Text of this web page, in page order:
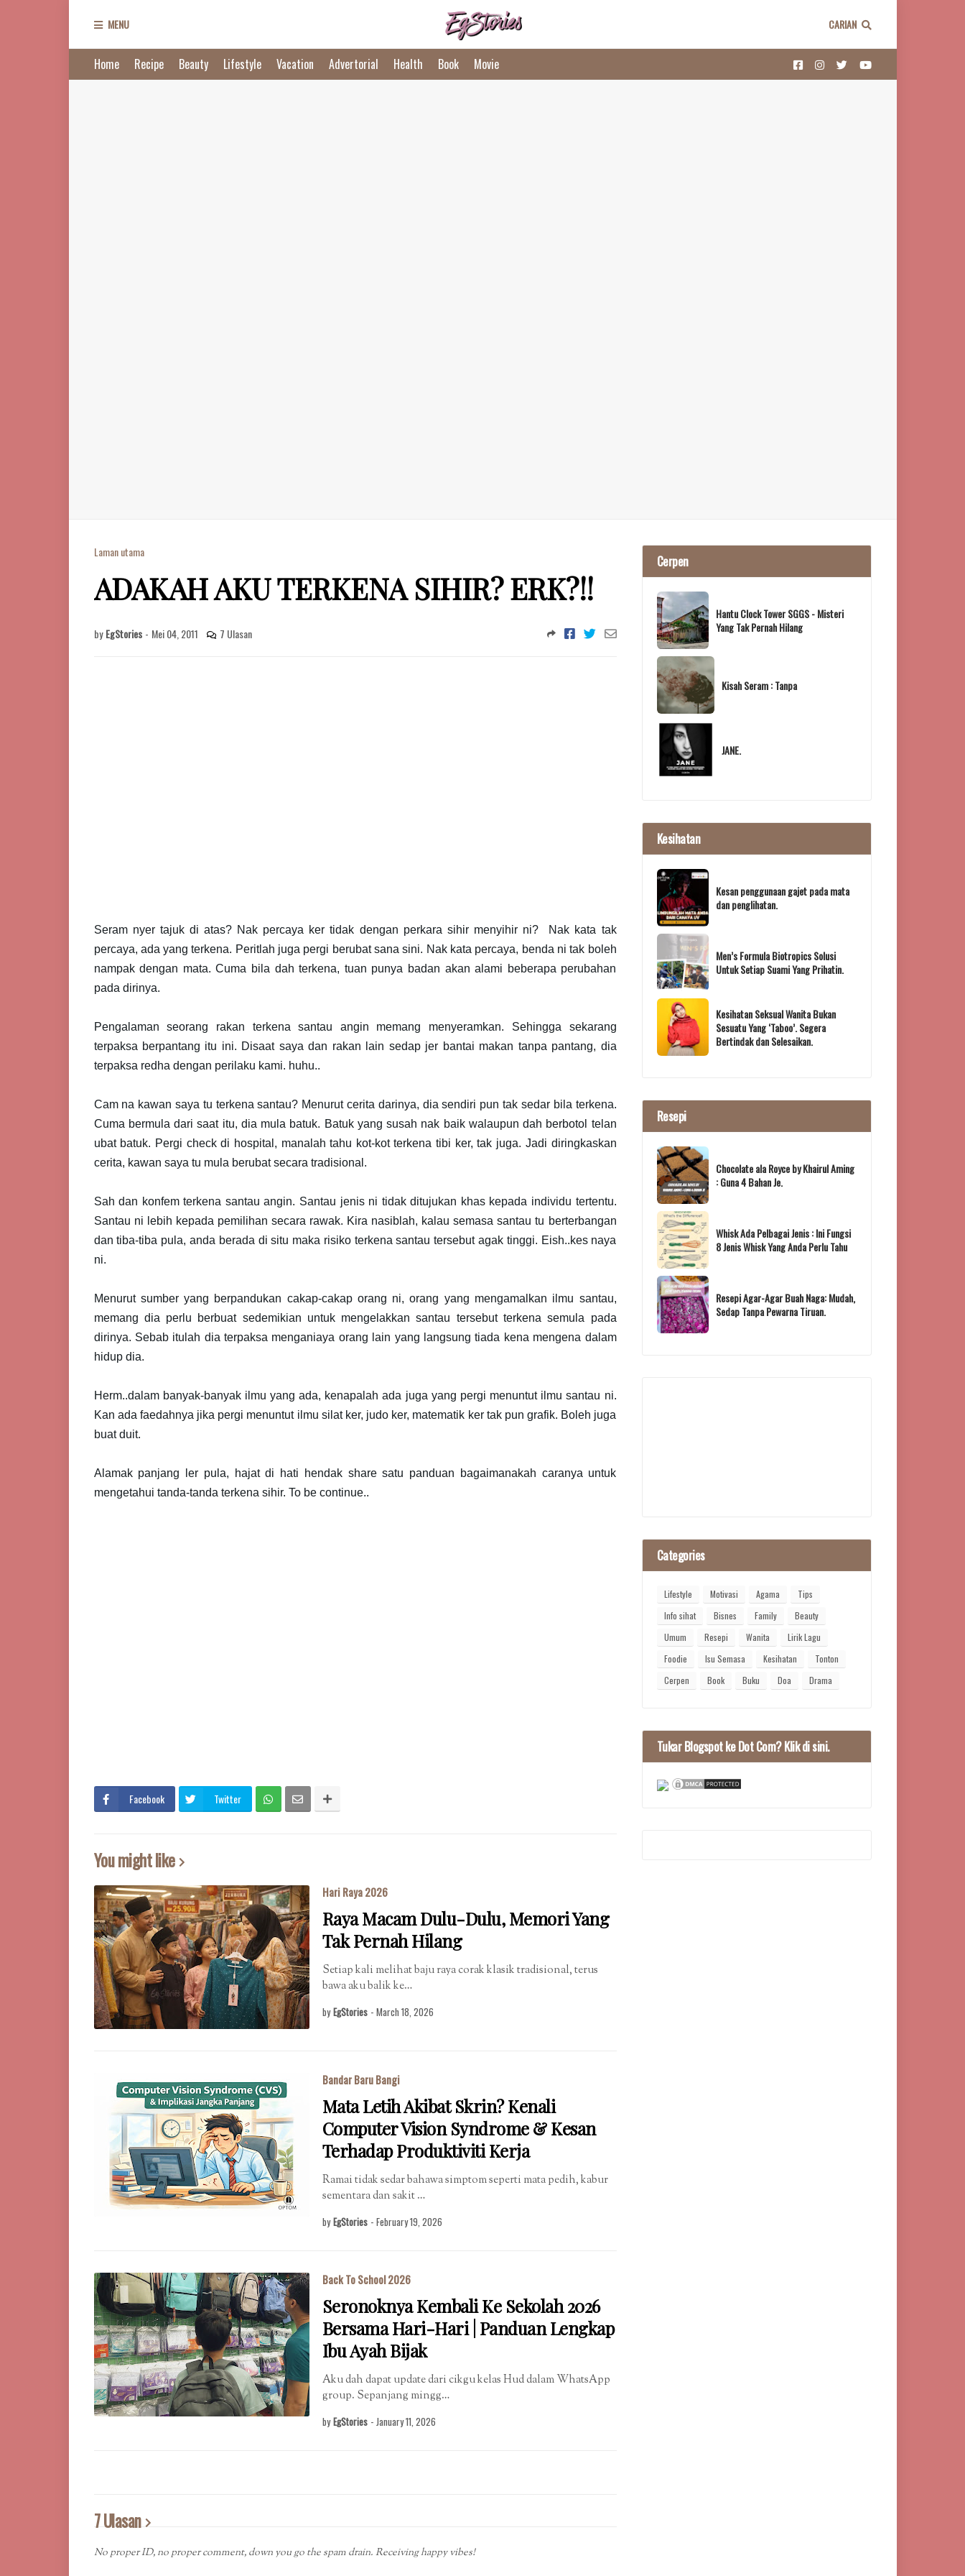
MENU CARIAN
Home Recipe Beauty Lifestyle Vacation Advertorial Health Book Movie
Laman utama
ADAKAH AKU TERKENA SIHIR? ERK?!!
by EgStories - Mei 04, 2011 7 Ulasan
Seram nyer tajuk di atas? Nak percaya ker tidak dengan perkara sihir menyihir ni? Nak kata tak
percaya, ada yang terkena. Peritlah juga pergi berubat sana sini. Nak kata percaya, benda ni tak boleh
nampak dengan mata. Cuma bila dah terkena, tuan punya badan akan alami beberapa perubahan
pada dirinya.
Pengalaman seorang rakan terkena santau angin memang menyeramkan. Sehingga sekarang
terpaksa berpantang itu ini. Disaat saya dan rakan lain sedap jer bantai makan tanpa pantang, dia
terpaksa redha dengan perilaku kami. huhu..
Cam na kawan saya tu terkena santau? Menurut cerita darinya, dia sendiri pun tak sedar bila terkena.
Cuma bermula dari saat itu, dia mula batuk. Batuk yang susah nak baik walaupun dah berbotol telan
ubat batuk. Pergi check di hospital, manalah tahu kot-kot terkena tibi ker, tak juga. Jadi diringkaskan
cerita, kawan saya tu mula berubat secara tradisional.
Sah dan konfem terkena santau angin. Santau jenis ni tidak ditujukan khas kepada individu tertentu.
Santau ni lebih kepada pemilihan secara rawak. Kira nasiblah, kalau semasa santau tu berterbangan
dan tiba-tiba pula, anda berada di situ maka risiko terkena santau tersebut agak tinggi. Eish..kes naya
ni.
Menurut sumber yang berpandukan cakap-cakap orang ni, orang yang mengamalkan ilmu santau,
memang dia perlu berbuat sedemikian untuk mengelakkan santau tersebut terkena semula pada
dirinya. Sebab itulah dia terpaksa menganiaya orang lain yang langsung tiada kena mengena dalam
hidup dia.
Herm..dalam banyak-banyak ilmu yang ada, kenapalah ada juga yang pergi menuntut ilmu santau ni.
Kan ada faedahnya jika pergi menuntut ilmu silat ker, judo ker, matematik ker tak pun grafik. Boleh juga
buat duit.
Alamak panjang ler pula, hajat di hati hendak share satu panduan bagaimanakah caranya untuk
mengetahui tanda-tanda terkena sihir. To be continue..
Facebook Twitter
You might like
Hari Raya 2026
Raya Macam Dulu-Dulu, Memori Yang
Tak Pernah Hilang
Setiap kali melihat baju raya corak klasik tradisional, terus
bawa aku balik ke…
by EgStories - March 18, 2026
Bandar Baru Bangi
Mata Letih Akibat Skrin? Kenali
Computer Vision Syndrome & Kesan
Terhadap Produktiviti Kerja
Ramai tidak sedar bahawa simptom seperti mata pedih, kabur
sementara dan sakit …
by EgStories - February 19, 2026
Back To School 2026
Seronoknya Kembali Ke Sekolah 2026
Bersama Hari-Hari | Panduan Lengkap
Ibu Ayah Bijak
Aku dah dapat update dari cikgu kelas Hud dalam WhatsApp
group. Sepanjang mingg…
by EgStories - January 11, 2026
7 Ulasan
No proper ID, no proper comment, down you go the spam drain. Receiving happy vibes!
Cerpen
Hantu Clock Tower SGGS - Misteri
Yang Tak Pernah Hilang
Kisah Seram : Tanpa
JANE.
Kesihatan
Kesan penggunaan gajet pada mata
dan penglihatan.
Men’s Formula Biotropics Solusi
Untuk Setiap Suami Yang Prihatin.
Kesihatan Seksual Wanita Bukan
Sesuatu Yang ‘Taboo’. Segera
Bertindak dan Selesaikan.
Resepi
Chocolate ala Royce by Khairul Aming
: Guna 4 Bahan Je.
Whisk Ada Pelbagai Jenis : Ini Fungsi
8 Jenis Whisk Yang Anda Perlu Tahu
Resepi Agar-Agar Buah Naga: Mudah,
Sedap Tanpa Pewarna Tiruan.
Categories
Lifestyle Motivasi Agama
Tips
Info sihat
Bisnes Family
Beauty
Umum
Resepi Wanita
Lirik Lagu
Foodie
Isu Semasa Kesihatan
Tonton
Cerpen
Book Buku Doa Drama
Tukar Blogspot ke Dot Com? Klik di sini.